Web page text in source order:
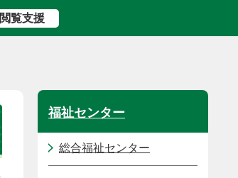
閲覧支援
福祉センター
総合福祉センター